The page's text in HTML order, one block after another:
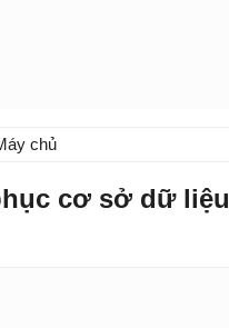
chủ
cơ sở dữ